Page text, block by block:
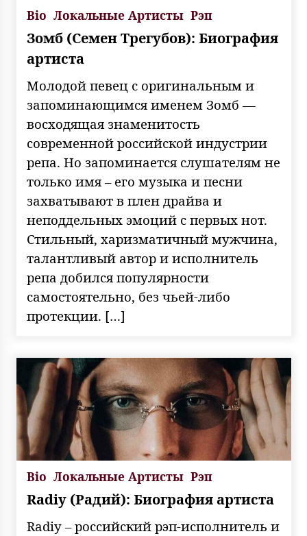
Bio Локальные Артисты Рэп
Зомб (Семен Трегубов): Биография
артиста
Молодой певец с оригинальным и
запоминающимся именем Зомб —
восходящая знаменитость
современной российской индустрии
репа. Но запоминается слушателям не
только имя – его музыка и песни
захватывают в плен драйва и
неподдельных эмоций с первых нот.
Стильный, харизматичный мужчина,
талантливый автор и исполнитель
репа добился популярности
самостоятельно, без чьей-либо
протекции. […]
Bio Локальные Артисты Рэп
Radiy (Радий): Биография артиста
Radiy – российский рэп-исполнитель и